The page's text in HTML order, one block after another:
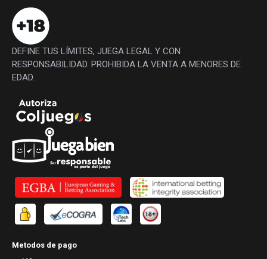
DEFINE TUS LÍMITES, JUEGA LEGAL Y CON
RESPONSABILIDAD. PROHIBIDA LA VENTA A MENORES DE
EDAD.
Metodos de pago